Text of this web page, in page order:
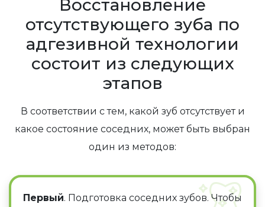
конечно, для этого необходим качественный
материал для изготовления и надлежащий
уход за изделием на весь период
использования.
Восстановление
отсутствующего зуба по
адгезивной технологии
состоит из следующих
этапов
В соответствии с тем, какой зуб отсутствует и
какое состояние соседних, может быть выбран
один из методов:
Первый. Подготовка соседних зубов. Чтобы